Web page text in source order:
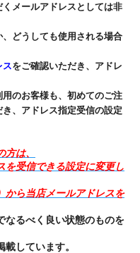
メールアドレスとしては非
どうしても使用される場合
スをご確認いただき、アドレ
のお客様も、初めてのご注
、アドレス指定受信の設定
は、
を受信できる設定に変更し
から当店メールアドレスを
なるべく良い状態のものを
しています。